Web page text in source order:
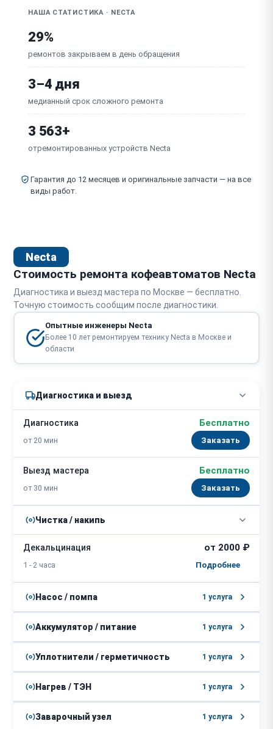
НАША СТАТИСТИКА · NECTA
29%
ремонтов закрываем в день обращения
3–4 дня
медианный срок сложного ремонта
3 563+
отремонтированных устройств Necta
Гарантия до 12 месяцев и оригинальные запчасти — на все
виды работ.
Necta
Стоимость ремонта кофеавтоматов Necta
Диагностика и выезд мастера по Москве — бесплатно.
Точную стоимость сообщим после диагностики.
Опытные инженеры Necta
Более 10 лет ремонтируем технику Necta в Москве и
области
Диагностика и выезд
Диагностика
от 20 мин
Бесплатно
Заказать
Выезд мастера
от 30 мин
Бесплатно
Заказать
Чистка / накипь
Декальцинация
1 - 2 часа
от 2000 ₽
Насос / помпа 1 услуга
Замена помпы
2 - 3 часа
от 2500 ₽
Аккумулятор / питание 1 услуга
Замена блока питания
3 - 5 часов
от 2000 ₽
Уплотнители / герметичность 1 услуга
Замена уплотнительных колец
1 - 2 часа
от 1500 ₽
Нагрев / ТЭН 1 услуга
Замена ТЭНа от 2500 ₽
Заварочный узел 1 услуга